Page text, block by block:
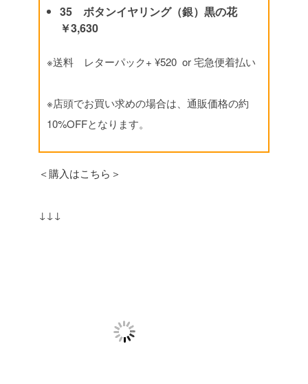
35 ボタンイヤリング（銀）黒の花
￥3,630
※送料 レターパック+ ¥520 or 宅急便着払い
※店頭でお買い求めの場合は、通販価格の約
10%OFFとなります。
＜購入はこちら＞
↓↓↓